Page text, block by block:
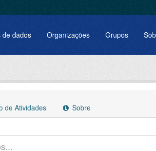
de dados Organizações Grupos
de Atividades Sobre